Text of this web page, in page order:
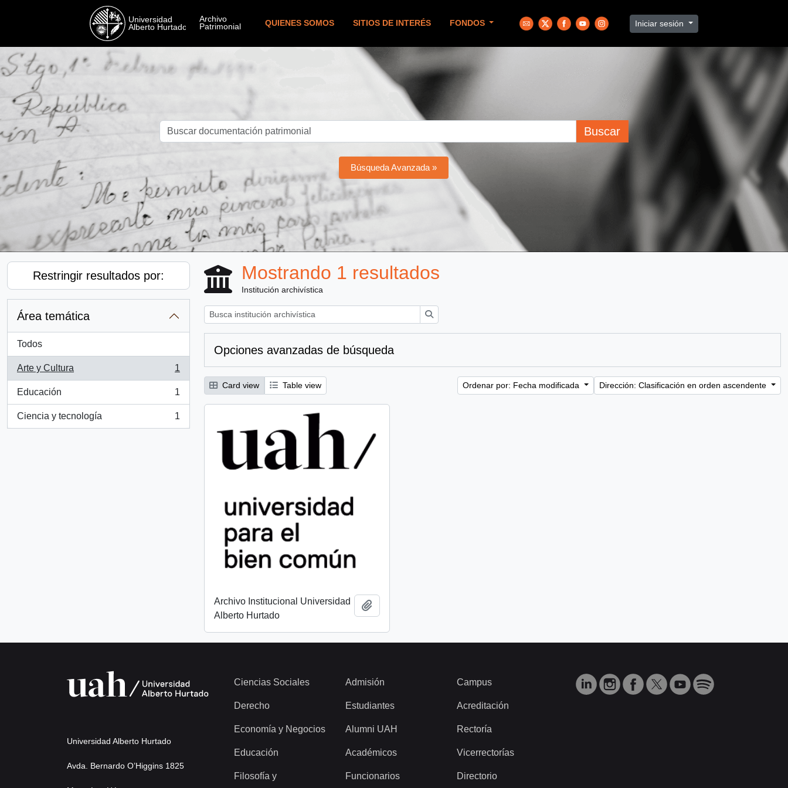
QUIENES SOMOS SITIOS DE INTERÉS FONDOS Iniciar sesión
Buscar
Búsqueda Avanzada »
Restringir resultados por:
Área temática
Todos
Arte y Cultura
, 1 resultados
1
Educación
, 1 resultados
1
Ciencia y tecnología
, 1 resultados
1
Mostrando 1 resultados
Institución archivística
Opciones avanzadas de búsqueda
Card view Table view Ordenar por: Fecha modificada Dirección: Clasificación en orden ascendente
Archivo Institucional Universidad
Alberto Hurtado
Universidad Alberto Hurtado
Avda. Bernardo O’Higgins 1825
Ciencias Sociales
Derecho
Economía y Negocios
Educación
Filosofía y
Admisión
Estudiantes
Alumni UAH
Académicos
Funcionarios
Campus
Acreditación
Rectoría
Vicerrectorías
Directorio